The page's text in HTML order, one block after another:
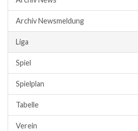
Archiv Newsmeldung
Liga
Spiel
Spielplan
Tabelle
Verein